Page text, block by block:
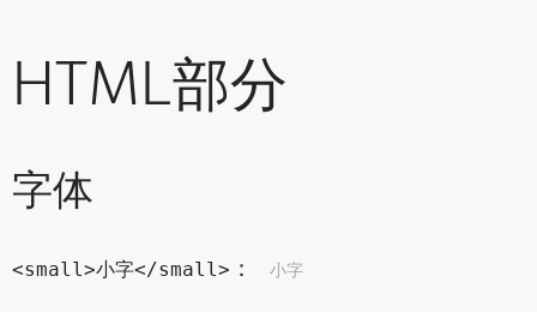
HTML部分
字体
<small>小字</small> ： 小字